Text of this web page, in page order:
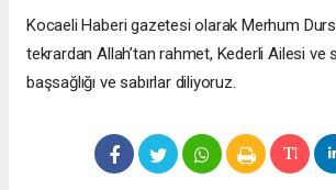
Kocaeli Haberi gazetesi olarak Merhum
tekrardan Allah’tan rahmet, Kederli Ailesi ve
başsağlığı ve sabırlar diliyoruz.